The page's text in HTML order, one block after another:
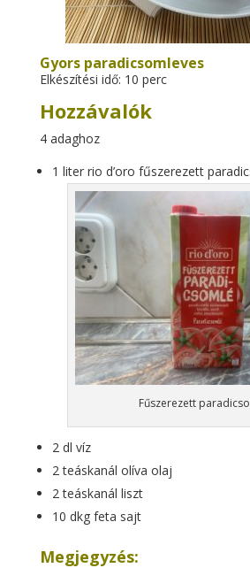
Gyors paradicsomleves
Elkészítési idő: 10 perc
Hozzávalók
4 adaghoz
1 liter rio d’oro fűszerezett
Fűszerezett
2 dl víz
2 teáskanál olíva olaj
2 teáskanál liszt
10 dkg feta sajt
Megjegyzés: